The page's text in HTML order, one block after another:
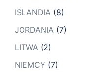
ISLANDIA (8)
JORDANIA (7)
LITWA (2)
NIEMCY (7)